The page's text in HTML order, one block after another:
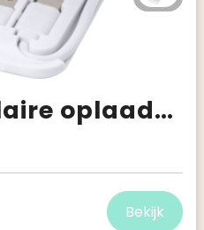
Savvy modulaire oplaadkabel van gerecycled plastic met telefoonhouder
Bekijk